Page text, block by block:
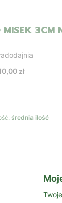
3CM
zł
średnia ilość